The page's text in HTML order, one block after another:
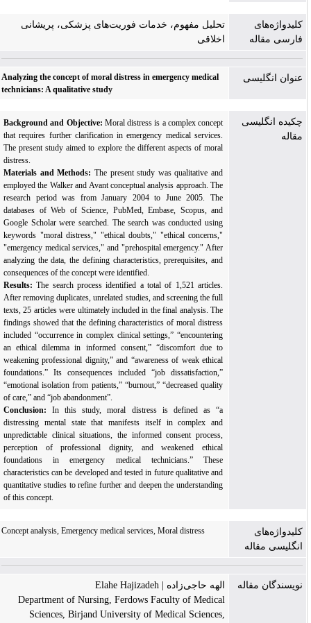
کلیدواژه‌های
فارسی مقاله
تحلیل مفهوم، خدمات فوریت‌های پزشکی، پریشانی
اخلاقی
عنوان انگلیسی
Analyzing the concept of moral distress in emergency medical
technicians: A qualitative study
چکیده انگلیسی
مقاله
Background and Objective:Moral distress is a complex concept
that requires further clarification in emergency medical services.
The present study aimed to explore the different aspects of moral
distress.
Materials and Methods: The present study was qualitative and
employed the Walker and Avant conceptual analysis approach. The
research period was from January 2004 to June 2005. The
databases of Web of Science, PubMed, Embase, Scopus, and
Google Scholar were searched. The search was conducted using
keywords "moral distress," "ethical doubts," "ethical concerns,"
"emergency medical services," and "prehospital emergency." After
analyzing the data, the defining characteristics, prerequisites, and
consequences of the concept were identified.
Results:The search process identified a total of 1,521 articles.
After removing duplicates, unrelated studies, and screening the full
texts, 25 articles were ultimately included in the final analysis. The
findings showed that the defining characteristics of moral distress
included “occurrence in complex clinical settings,” “encountering
an ethical dilemma in informed consent,” “discomfort due to
weakening professional dignity,” and “awareness of weak ethical
foundations.” Its consequences included “job dissatisfaction,”
“emotional isolation from patients,” “burnout,” “decreased quality
of care,” and “job abandonment”.
Conclusion: In this study, moral distress is defined as “a
distressing mental state that manifests itself in complex and
unpredictable clinical situations, the informed consent process,
perception of professional dignity, and weakened ethical
foundations in emergency medical technicians.” These
characteristics can be developed and tested in future qualitative and
quantitative studies to refine further and deepen the understanding
of this concept.
کلیدواژه‌های
انگلیسی مقاله
Concept analysis, Emergency medical services, Moral distress
نویسندگان مقاله
الهه حاجی‌زاده | Elahe Hajizadeh
Department of Nursing, Ferdows Faculty of Medical
Sciences, Birjand University of Medical Sciences,